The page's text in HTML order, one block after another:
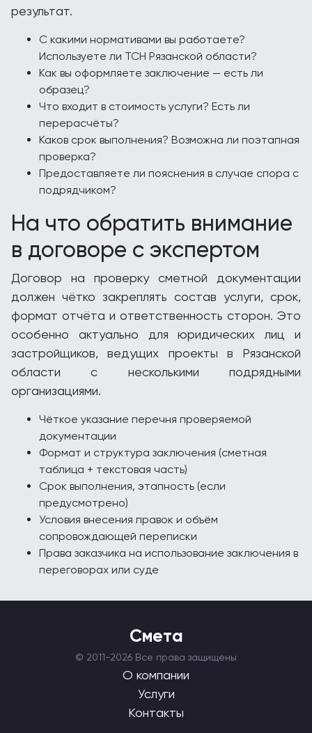
результат.
С какими нормативами вы работаете?
Используете ли ТСН Рязанской области?
Как вы оформляете заключение — есть ли
образец?
Что входит в стоимость услуги? Есть ли
перерасчёты?
Каков срок выполнения? Возможна ли поэтапная
проверка?
Предоставляете ли пояснения в случае спора с
подрядчиком?
На что обратить внимание
в договоре с экспертом
Договор на проверку сметной документации
должен чётко закреплять состав услуги, срок,
формат отчёта и ответственность сторон. Это
особенно актуально для юридических лиц и
застройщиков, ведущих проекты в Рязанской
области с несколькими подрядными
организациями.
Чёткое указание перечня проверяемой
документации
Формат и структура заключения (сметная
таблица + текстовая часть)
Срок выполнения, этапность (если
предусмотрено)
Условия внесения правок и объём
сопровождающей переписки
Права заказчика на использование заключения в
переговорах или суде
Смета
© 2011-2026 Все права защищены
О компании
Услуги
Контакты